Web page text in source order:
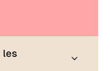
les